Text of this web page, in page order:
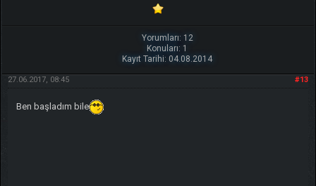
Yorumları: 12
Konuları: 1
Kayıt Tarihi: 04.08.2014
#13
27.06.2017, 08:45
Ben başladım bile